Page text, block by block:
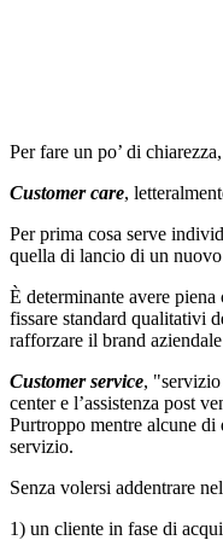
Per fare un po’ di
Customer care,
Per prima cosa serve
quella di lancio di un
È determinante avere
fissare standard qualitativi
rafforzare il brand
Customer service, "servizio
center e l’assistenza post
Purtroppo mentre alcune di
servizio.
Senza volersi addentrare
1) un cliente in fase di